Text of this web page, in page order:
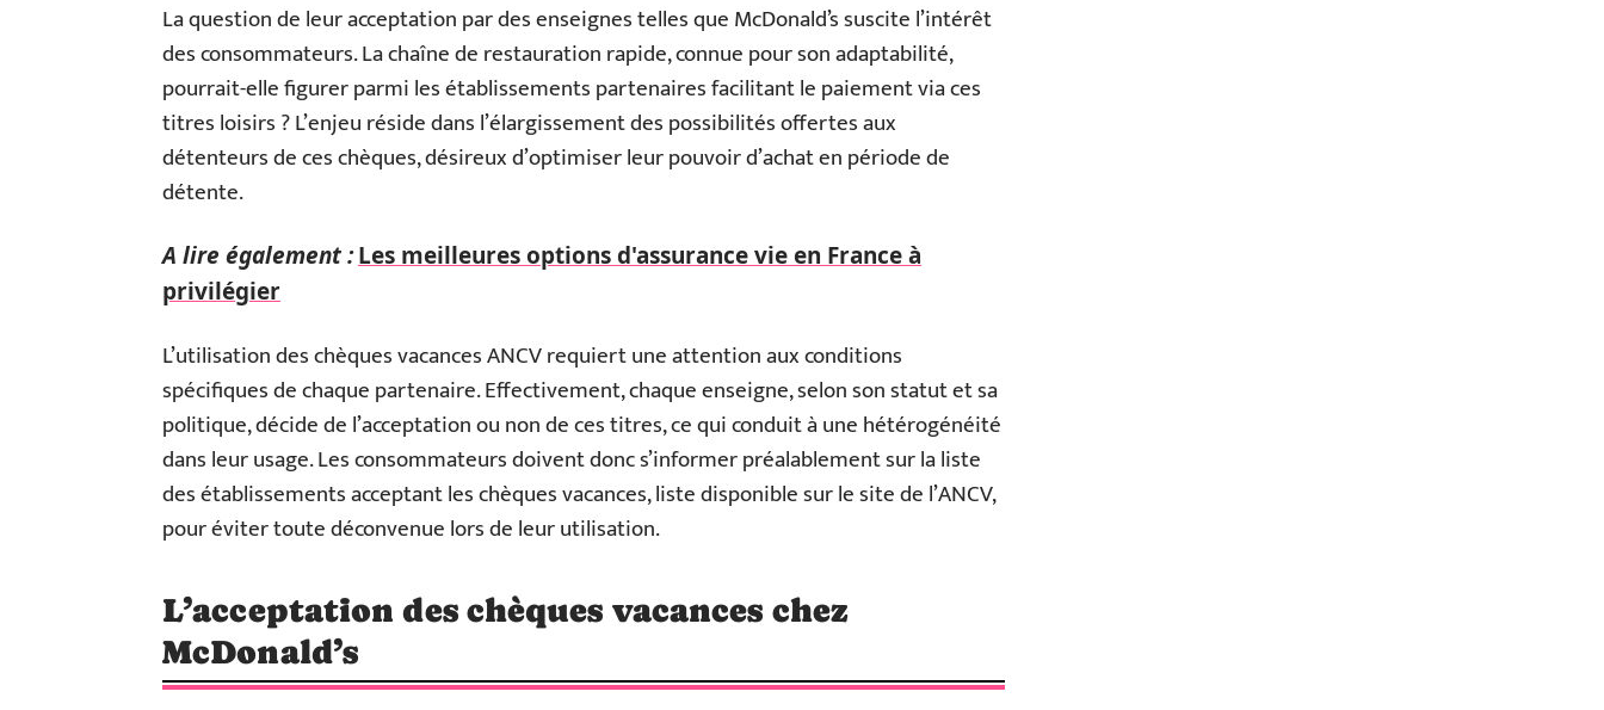
La question de leur acceptation par des enseignes telles que McDonald’s suscite l’intérêt
des consommateurs. La chaîne de restauration rapide, connue pour son adaptabilité,
pourrait-elle figurer parmi les établissements partenaires facilitant le paiement via ces
titres loisirs ? L’enjeu réside dans l’élargissement des possibilités offertes aux
détenteurs de ces chèques, désireux d’optimiser leur pouvoir d’achat en période de
détente.
A lire également :Les meilleures options d'assurance vie en France à
privilégier
L’utilisation des chèques vacances ANCV requiert une attention aux conditions
spécifiques de chaque partenaire. Effectivement, chaque enseigne, selon son statut et sa
politique, décide de l’acceptation ou non de ces titres, ce qui conduit à une hétérogénéité
dans leur usage. Les consommateurs doivent donc s’informer préalablement sur la liste
des établissements acceptant les chèques vacances, liste disponible sur le site de l’ANCV,
pour éviter toute déconvenue lors de leur utilisation.
L’acceptation des chèques vacances chez
McDonald’s